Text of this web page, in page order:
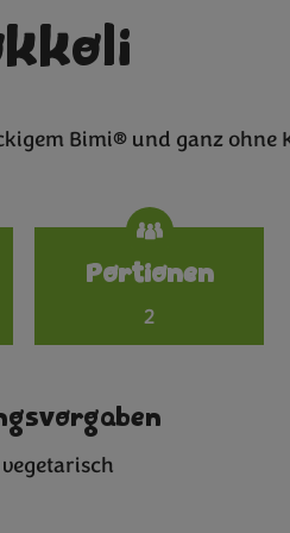
Bimi® und ganz ohne
Portionen
2
vegetarisch